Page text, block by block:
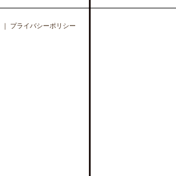
｜ プライバシーポリシー